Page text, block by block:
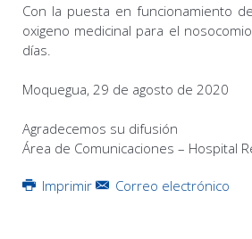
Con la puesta en funcionamiento
oxigeno medicinal para el
días.
Moquegua, 29 de agosto de 2020
Agradecemos su difusión
Área de Comunicaciones – Hospital
Imprimir Correo electrónico